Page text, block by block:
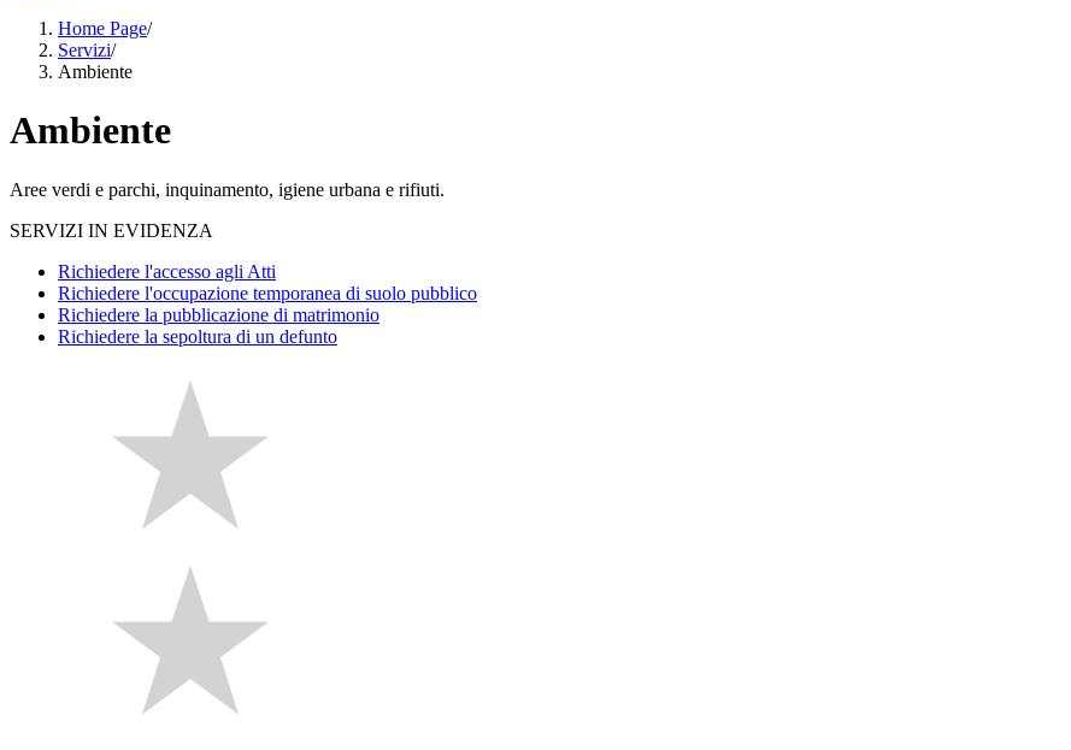
Home Page/
Servizi/
Ambiente
Ambiente
Aree verdi e parchi, inquinamento, igiene urbana e rifiuti.
SERVIZI IN EVIDENZA
Richiedere l'accesso agli Atti
Richiedere l'occupazione temporanea di suolo pubblico
Richiedere la pubblicazione di matrimonio
Richiedere la sepoltura di un defunto